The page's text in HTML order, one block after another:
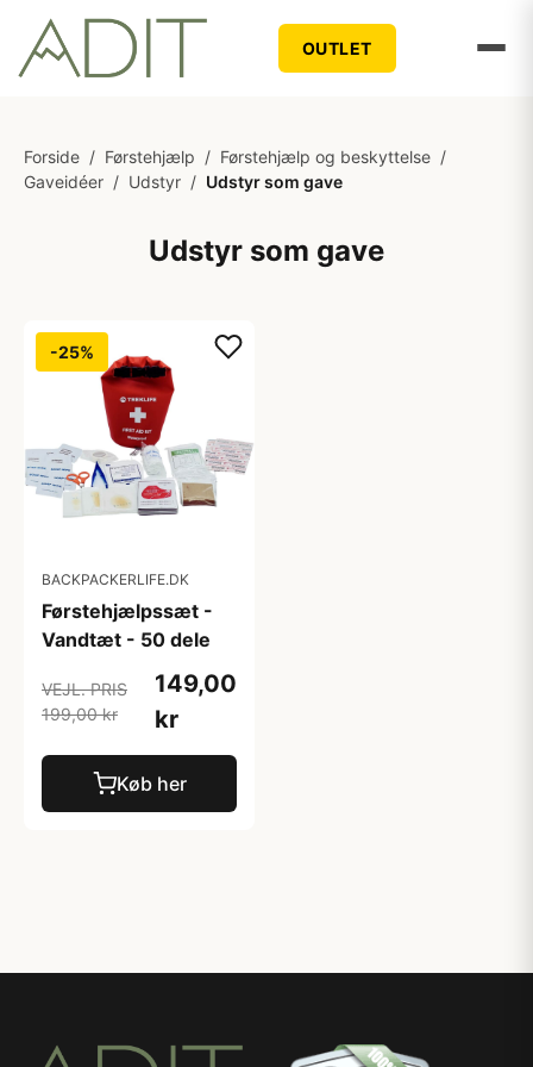
OUTLET
Forside / Førstehjælp / Førstehjælp og beskyttelse /
Gaveidéer / Udstyr / Udstyr som gave
Udstyr som gave
-25%
BACKPACKERLIFE.DK
Førstehjælpssæt -
Vandtæt - 50 dele
VEJL. PRIS
199,00 kr
149,00
kr
Køb her